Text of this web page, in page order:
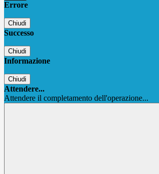
Errore
Chiudi
Successo
Chiudi
Informazione
Chiudi
Attendere...
Attendere il completamento dell'operazione...